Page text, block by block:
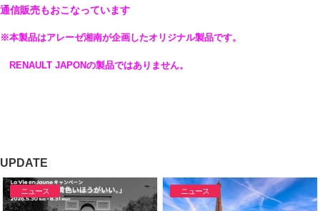
通信販売もおこなっています
※本製品はアレーゼ湘南が企画したオリジナル製品です。
RENAULT JAPONの製品ではありません。
UPDATE
ニュース ニュース